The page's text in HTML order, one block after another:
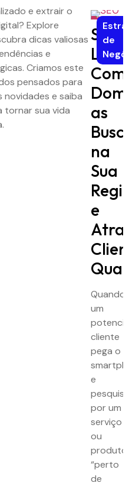
e extrair o
Explore
dicas valiosas
e
Criamos este
pensados para
e saiba
tornar sua vida
de
SEO
as
na
Sua
e
Quando
um
cliente
pega o
e
por um
serviço
ou
produto
“perto
de